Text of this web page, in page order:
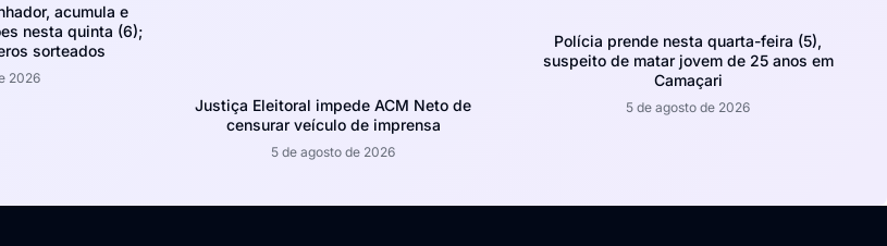
acumula e
nesta quinta (6);
sorteados
2026
Justiça Eleitoral impede ACM Neto de
censurar veículo de imprensa
5 de agosto de 2026
Polícia prende nesta quarta-feira (5),
suspeito de matar jovem de 25 anos em
Camaçari
5 de agosto de 2026